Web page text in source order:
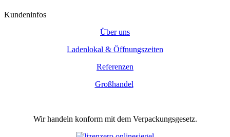
Kundeninfos
Über uns
Ladenlokal & Öffnungszeiten
Referenzen
Großhandel
Wir handeln konform mit dem Verpackungsgesetz.